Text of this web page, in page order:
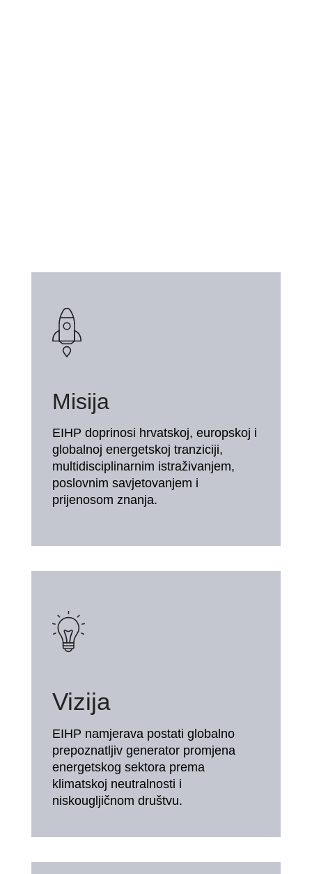
Misija
EIHP doprinosi hrvatskoj, europskoj i
globalnoj energetskoj tranziciji,
multidisciplinarnim istraživanjem,
poslovnim savjetovanjem i
prijenosom znanja.
Vizija
EIHP namjerava postati globalno
prepoznatljiv generator promjena
energetskog sektora prema
klimatskoj neutralnosti i
niskougljičnom društvu.